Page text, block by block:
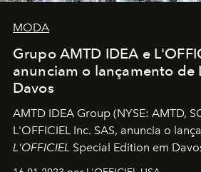
MODA
Grupo AMTD IDEA e
anunciam o lançamento de
Davos
AMTD IDEA Group (NYSE: AMTD,
L'OFFICIEL Inc. SAS, anuncia o
L'OFFICIEL Special Edition em